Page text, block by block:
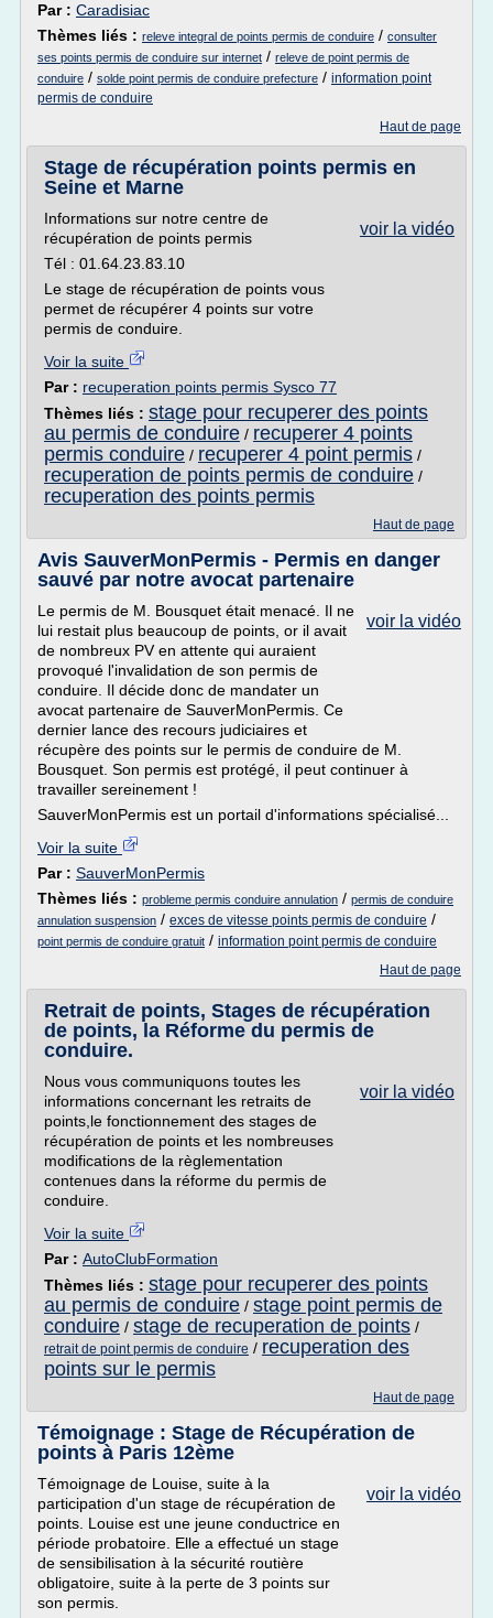
Par : Caradisiac
Thèmes liés : releve integral de points permis de conduire / consulter
ses points permis de conduire sur internet / releve de point permis de
conduire / solde point permis de conduire prefecture / information point
permis de conduire
Haut de page
Stage de récupération points permis en
Seine et Marne
voir la vidéo
Informations sur notre centre de
récupération de points permis
Tél : 01.64.23.83.10
Le stage de récupération de points vous
permet de récupérer 4 points sur votre
permis de conduire.
Voir la suite
Par : recuperation points permis Sysco 77
Thèmes liés : stage pour recuperer des points
au permis de conduire / recuperer 4 points
permis conduire / recuperer 4 point permis /
recuperation de points permis de conduire /
recuperation des points permis
Haut de page
Avis SauverMonPermis - Permis en danger
sauvé par notre avocat partenaire
voir la vidéo
Le permis de M. Bousquet était menacé. Il ne
lui restait plus beaucoup de points, or il avait
de nombreux PV en attente qui auraient
provoqué l'invalidation de son permis de
conduire. Il décide donc de mandater un
avocat partenaire de SauverMonPermis. Ce
dernier lance des recours judiciaires et
récupère des points sur le permis de conduire de M.
Bousquet. Son permis est protégé, il peut continuer à
travailler sereinement !
SauverMonPermis est un portail d'informations spécialisé...
Voir la suite
Par : SauverMonPermis
Thèmes liés : probleme permis conduire annulation / permis de conduire
annulation suspension / exces de vitesse points permis de conduire /
point permis de conduire gratuit / information point permis de conduire
Haut de page
Retrait de points, Stages de récupération
de points, la Réforme du permis de
conduire.
voir la vidéo
Nous vous communiquons toutes les
informations concernant les retraits de
points,le fonctionnement des stages de
récupération de points et les nombreuses
modifications de la règlementation
contenues dans la réforme du permis de
conduire.
Voir la suite
Par : AutoClubFormation
Thèmes liés : stage pour recuperer des points
au permis de conduire / stage point permis de
conduire / stage de recuperation de points /
retrait de point permis de conduire / recuperation des
points sur le permis
Haut de page
Témoignage : Stage de Récupération de
points à Paris 12ème
voir la vidéo
Témoignage de Louise, suite à la
participation d'un stage de récupération de
points. Louise est une jeune conductrice en
période probatoire. Elle a effectué un stage
de sensibilisation à la sécurité routière
obligatoire, suite à la perte de 3 points sur
son permis.